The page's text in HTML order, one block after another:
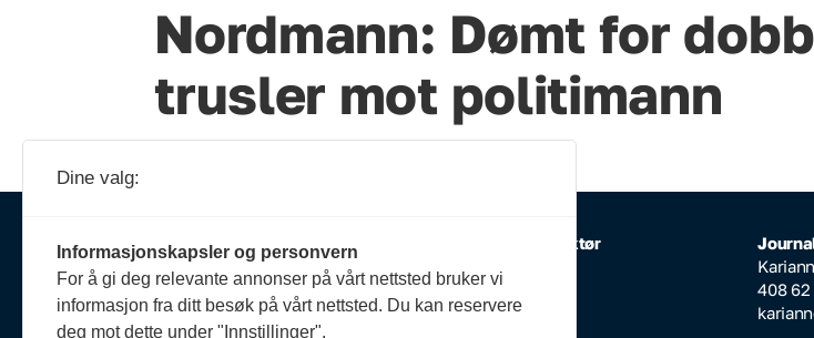
Nordmann: Dømt for
trusler mot politimann
Om oss
Politiforum er et redaksjonelt
Ansvarlig redaktør
908 64 608
redaktor@pf.no
408 62
Dine valg:
Informasjonskapsler og personvern
For å gi deg relevante annonser på vårt nettsted bruker vi
informasjon fra ditt besøk på vårt nettsted. Du kan reservere
deg mot dette under "Innstillinger".